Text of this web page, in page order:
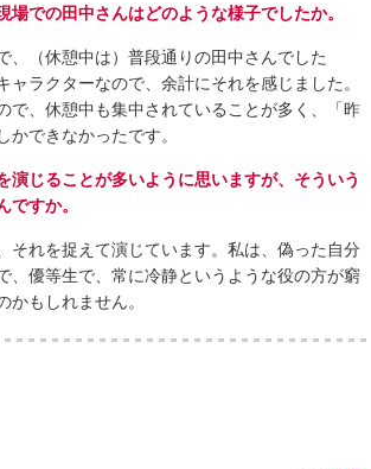
での田中さんはどのような様子でしたか。
（休憩中は）普段通りの田中さんでした
ャラクターなので、余計にそれを感じました。
で、休憩中も集中されていることが多く、「昨
できなかったです。
演じることが多いように思いますが、そういう
すか。
れを捉えて演じています。私は、偽った自分
、優等生で、常に冷静というような役の方が窮
もしれません。